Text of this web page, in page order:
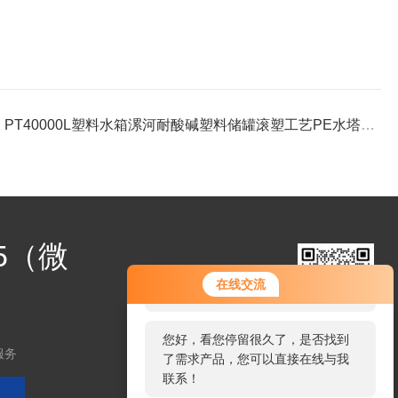
在线交流
您好！欢迎前来咨询，很高兴为您
服务，请问您要咨询什么问题呢？
您好，看您停留很久了，是否找到
了需求产品，您可以直接在线与我
联系！
PT40000L塑料水箱漯河耐酸碱塑料储罐滚塑工艺PE水塔40吨大桶
微
务
扫码加微信